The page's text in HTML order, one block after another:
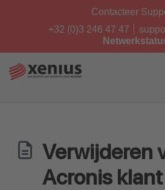
Contacteer
+32 (0)3 246 47 47
Verwijderen
Acronis klant